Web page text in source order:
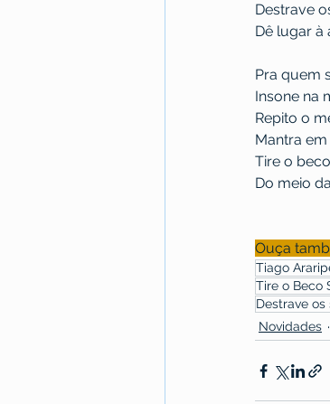
Destrave
Dê lugar à
Pra quem
Insone na
Repito o
Mantra
Tire o
Do meio
Ouça
Tiago
Tire o Beco
Destrave
Novidades